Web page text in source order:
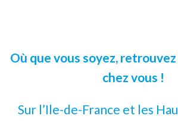
Où que vous soyez, retrouvez
chez vous !
Sur l’Ile-de-France et les